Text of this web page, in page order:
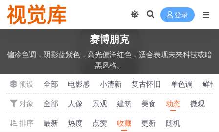
登录
‌赛博朋克
偏冷色调，阴影蓝紫色，高光偏洋红色，适合表现未来科技或暗
黑风格。
预设
全部 电影感 小清新 ‌复古怀旧 单色调
鲜艳
对象
全部 人像 景观 建筑 美食 动态 微观
排序
最新 热度 点赞 收藏 更新 随机